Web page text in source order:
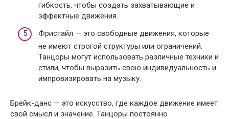
гибкость, чтобы создать захватывающие и
эффектные движения.
Фристайл — это свободные движения, которые
не имеют строгой структуры или ограничений.
Танцоры могут использовать различные техники и
стили, чтобы выразить свою индивидуальность и
импровизировать на музыку.
Брейк-данс — это искусство, где каждое движение имеет
свой смысл и значение. Танцоры постоянно